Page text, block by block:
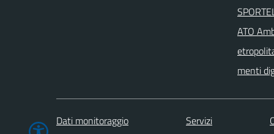
ATO
menti
Dati monitoraggio Servizi